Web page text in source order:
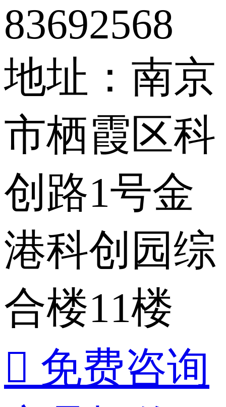
83692568
地址：南京
市栖霞区科
创路1号金
港科创园综
合楼11楼
 免费咨询